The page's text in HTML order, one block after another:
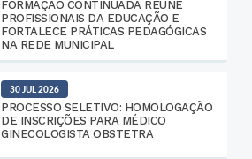
FORMAÇÃO CONTINUADA REÚNE
PROFISSIONAIS DA EDUCAÇÃO E
FORTALECE PRÁTICAS PEDAGÓGICAS
NA REDE MUNICIPAL
30 JUL 2026
PROCESSO SELETIVO: HOMOLOGAÇÃO
DE INSCRIÇÕES PARA MÉDICO
GINECOLOGISTA OBSTETRA